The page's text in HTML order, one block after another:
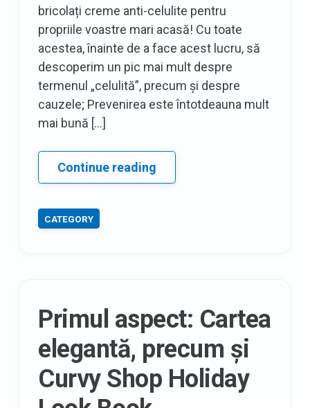
bricolați creme anti-celulite pentru
propriile voastre mari acasă! Cu toate
acestea, înainte de a face acest lucru, să
descoperim un pic mai mult despre
termenul „celulită”, precum și despre
cauzele; Prevenirea este întotdeauna mult
mai bună […]
Continue reading5
creme
de
de
grăsimi
CATEGORY
Primul aspect: Cartea
elegantă, precum și
Curvy Shop Holiday